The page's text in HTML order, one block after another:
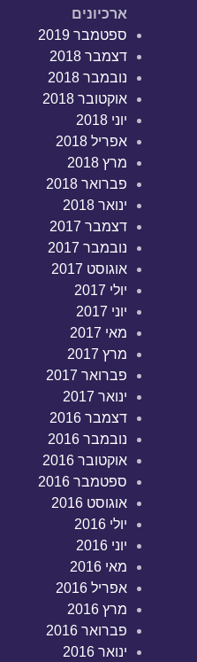
ארכיונים
ספטמבר 2019
דצמבר 2018
נובמבר 2018
אוקטובר 2018
יוני 2018
אפריל 2018
מרץ 2018
פברואר 2018
ינואר 2018
דצמבר 2017
נובמבר 2017
אוגוסט 2017
יולי 2017
יוני 2017
מאי 2017
מרץ 2017
פברואר 2017
ינואר 2017
דצמבר 2016
נובמבר 2016
אוקטובר 2016
ספטמבר 2016
אוגוסט 2016
יולי 2016
יוני 2016
מאי 2016
אפריל 2016
מרץ 2016
פברואר 2016
ינואר 2016